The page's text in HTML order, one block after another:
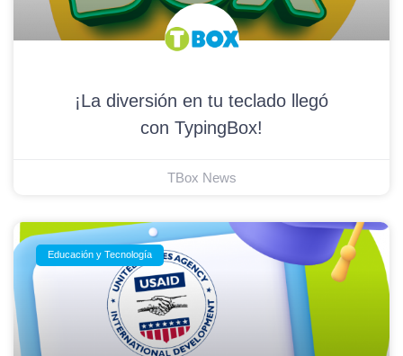
¡La diversión en tu teclado llegó
con TypingBox!
TBox News
Educación y Tecnología